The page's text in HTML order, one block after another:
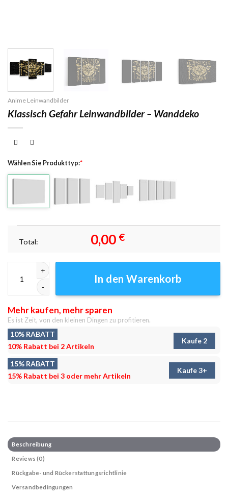
Anime Leinwandbilder
Klassisch Gefahr Leinwandbilder – Wanddeko
Wählen Sie Produkttyp:*
Total: 0,00 €
In den Warenkorb
Mehr kaufen, mehr sparen
Es ist Zeit, von den kleinen Dingen zu profitieren.
10% RABATT
10% Rabatt bei 2 Artikeln
Kaufe 2
15% RABATT
15% Rabatt bei 3 oder mehr Artikeln
Kaufe 3+
Beschreibung
Reviews (0)
Rückgabe- und Rückerstattungsrichtlinie
Versandbedingungen